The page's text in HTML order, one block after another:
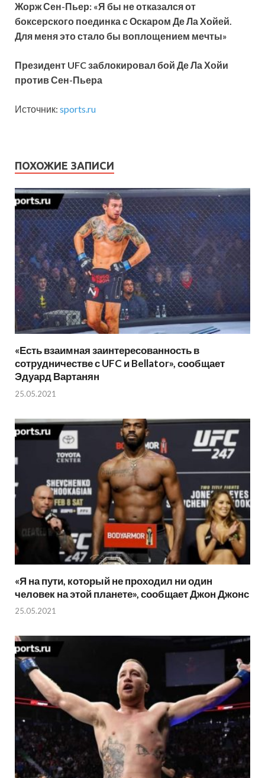
Жорж Сен-Пьер: «Я бы не отказался от
боксерского поединка с Оскаром Де Ла Хойей.
Для меня это стало бы воплощением мечты»
Президент UFC заблокировал бой Де Ла Хойи
против Сен-Пьера
Источник: sports.ru
ПОХОЖИЕ ЗАПИСИ
«Есть взаимная заинтересованность в
сотрудничестве с UFC и Bellator», сообщает
Эдуард Вартанян
25.05.2021
«Я на пути, который не проходил ни один
человек на этой планете», сообщает Джон Джонс
25.05.2021